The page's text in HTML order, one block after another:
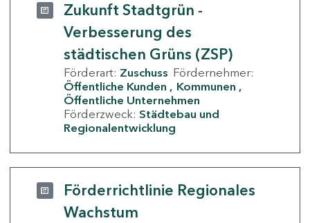
Zukunft Stadtgrün -
Verbesserung des
städtischen Grüns (ZSP)
Förderart: Zuschuss Fördernehmer:
Öffentliche Kunden
Kommunen
Öffentliche Unternehmen
Förderzweck: Städtebau und
Regionalentwicklung
Förderrichtlinie Regionales
Wachstum